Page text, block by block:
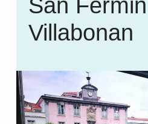
San
Villabonan